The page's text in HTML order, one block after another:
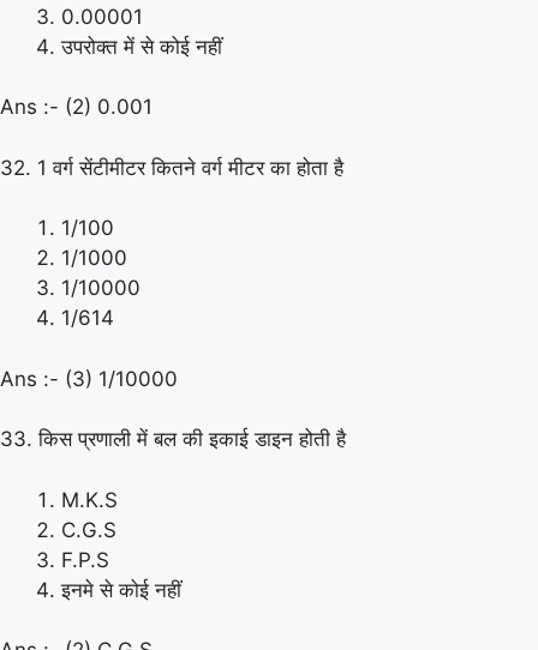
0.00001
उपरोक्त में से कोई नहीं
Ans :- (2) 0.001
32. 1 वर्ग सेंटीमीटर कितने वर्ग मीटर का होता है
1/100
1/1000
1/10000
1/614
Ans :- (3) 1/10000
33. किस प्रणाली में बल की इकाई डाइन होती है
M.K.S
C.G.S
F.P.S
इनमे से कोई नहीं